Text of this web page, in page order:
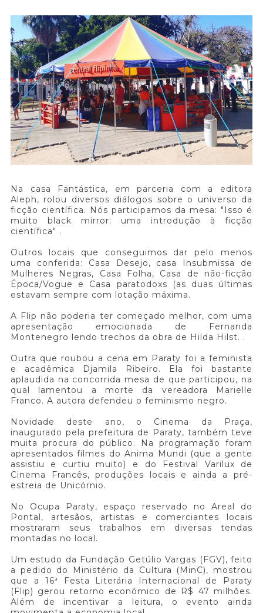
Na casa Fantástica, em parceria com a editora
Aleph, rolou diversos diálogos sobre o universo da
ficção científica. Nós participamos da mesa: "Isso é
muito black mirror; uma introdução à ficção
científica" .
Outros locais que conseguimos dar pelo menos
uma conferida: Casa Desejo, casa Insubmissa de
Mulheres Negras, Casa Folha, Casa de não-ficção
Época/Vogue e Casa paratodoxs (as duas últimas
estavam sempre com lotação máxima.
A Flip não poderia ter começado melhor, com uma
apresentação emocionada de Fernanda
Montenegro lendo trechos da obra de Hilda Hilst. .
Outra que roubou a cena em Paraty foi a feminista
e acadêmica Djamila Ribeiro. Ela foi bastante
aplaudida na concorrida mesa de que participou, na
qual lamentou a morte da vereadora Marielle
Franco. A autora defendeu o feminismo negro.
Novidade deste ano, o Cinema da Praça,
inaugurado pela prefeitura de Paraty, também teve
muita procura do público. Na programação foram
apresentados filmes do Anima Mundi (que a gente
assistiu e curtiu muito) e do Festival Varilux de
Cinema Francês, produções locais e ainda a pré-
estreia de Unicórnio.
No Ocupa Paraty, espaço reservado no Areal do
Pontal, artesãos, artistas e comerciantes locais
mostraram seus trabalhos em diversas tendas
montadas no local.
Um estudo da Fundação Getúlio Vargas (FGV), feito
a pedido do Ministério da Cultura (MinC), mostrou
que a 16ª Festa Literária Internacional de Paraty
(Flip) gerou retorno econômico de R$ 47 milhões.
Além de incentivar a leitura, o evento ainda